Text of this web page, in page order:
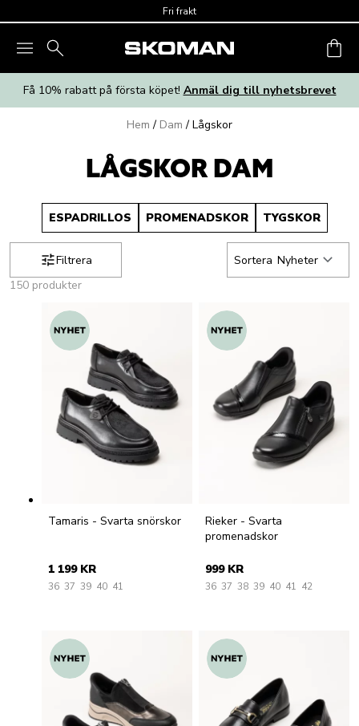
Fri frakt
Få 10% rabatt på första köpet! Anmäl dig till nyhetsbrevet
Hem / Dam / Lågskor
LÅGSKOR DAM
ESPADRILLOS PROMENADSKOR TYGSKOR
Filtrera Sortera Nyheter
150 produkter
Tamaris - Svarta snörskor
1 199 KR
36 37 39 40 41
Rieker - Svarta
promenadskor
999 KR
36 37 38 39 40 41 42